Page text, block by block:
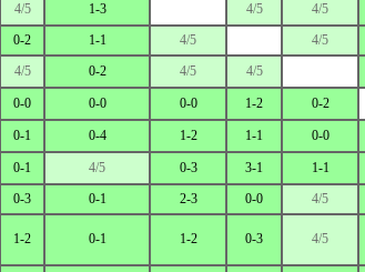
4/5 1-3 4/5 4/5
0-2 1-1 4/5 4/5
4/5 0-2 4/5 4/5
0-0 0-0 0-0 1-2 0-2
0-1 0-4 1-2 1-1 0-0
0-1 4/5 0-3 3-1 1-1
0-3 0-1 2-3 0-0 4/5
1-2 0-1 1-2 0-3 4/5